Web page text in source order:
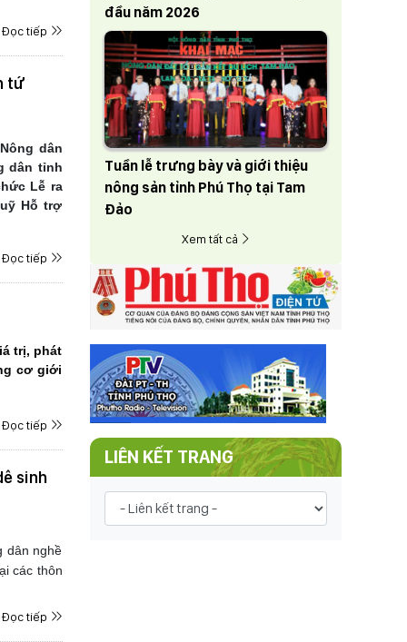
Đọc tiếp
tứ
dân
dân tỉnh
Lễ ra
Hỗ trợ
Đọc tiếp
trị, phát
cơ giới
Đọc tiếp
sinh
dân nghề
các thôn
Đọc tiếp
đầu năm 2026
Tuần lễ trưng bày và giới thiệu
nông sản tỉnh Phú Thọ tại Tam
Đảo
Xem tất cả
LIÊN KẾT TRANG